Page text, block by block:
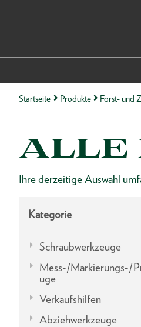
Startseite Produkte Forst- und
ALLE
Ihre derzeitige Auswahl
Kategorie
Schraubwerkzeuge
Mess-/Markierungs-/
uge
Verkaufshilfen
Abziehwerkzeuge